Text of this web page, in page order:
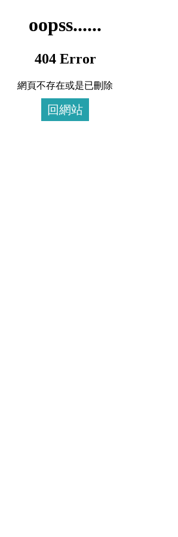
oopss......
404 Error
網頁不存在或是已刪除
回網站